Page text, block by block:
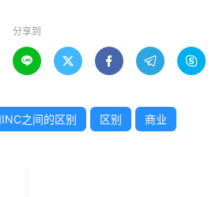
分享到
    
之间的区别 区别 商业